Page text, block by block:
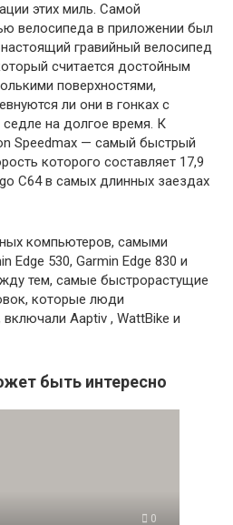
этих миль. Самой
велосипеда в приложении был
гравийный велосипед
считается достойным
поверхностями,
ли они в гонках с
седле на долгое время. К
Speedmax — самый быстрый
которого составляет 17,9
C64 в самых длинных заездах
компьютеров, самыми
Edge 530, Garmin Edge 830 и
тем, самые быстрорастущие
которые люди
Aaptiv , WattBike и
быть интересно
0